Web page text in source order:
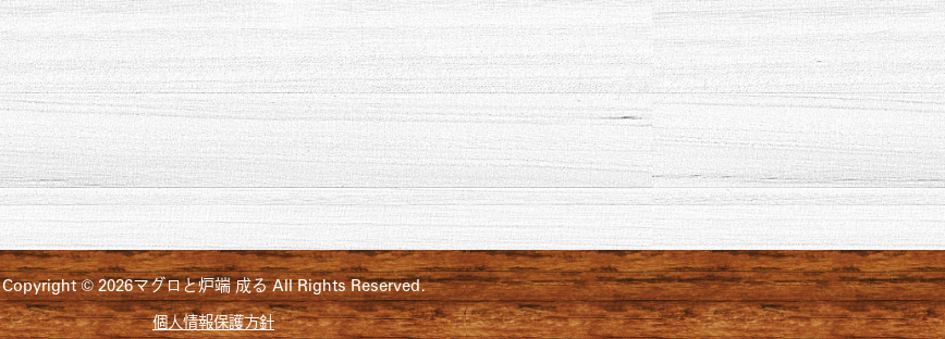
Copyright © 2026マグロと炉端 成る All Rights Reserved.
個人情報保護方針